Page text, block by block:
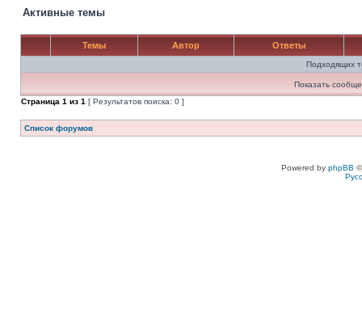
Активные темы
Темы Автор Ответы
Подходящих
Показать
Страница 1 из 1 [ Результатов поиска: 0 ]
Список форумов
Powered by phpBB